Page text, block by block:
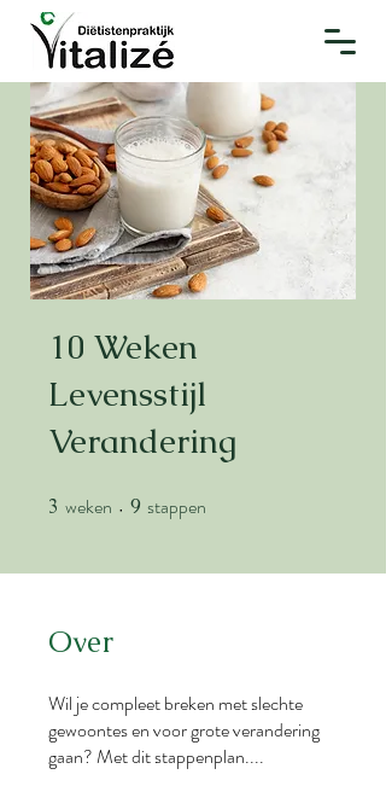
10 Weken
Levensstijl
Verandering
3 weken 3 weken
9 stappen
Over
Wil je compleet breken met slechte
gewoontes en voor grote verandering
gaan? Met dit stappenplan....